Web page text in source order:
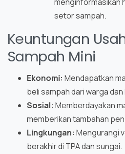
setor sampah.
Keuntungan
Sampah Mini
Ekonomi: Mendapatkan
beli sampah dari warga
Sosial: Memberdayakan
memberikan tambahan
Lingkungan: Mengurangi
berakhir di TPA dan sungai.